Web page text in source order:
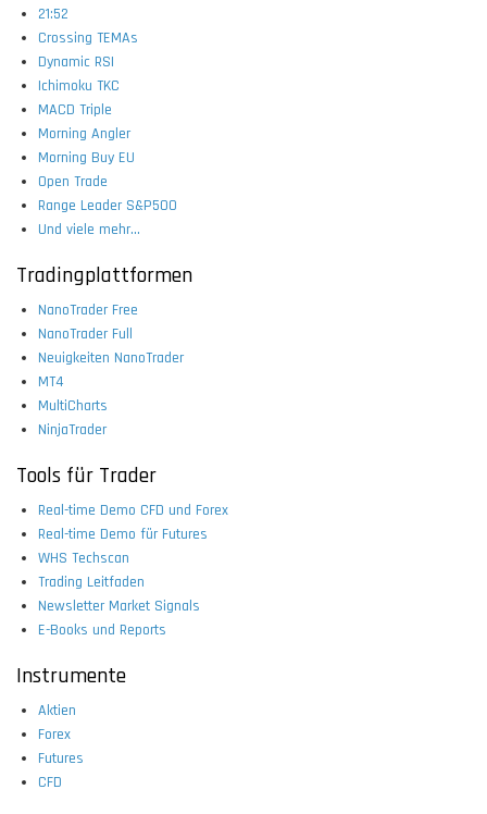
21:52
Crossing TEMAs
Dynamic RSI
Ichimoku TKC
MACD Triple
Morning Angler
Morning Buy EU
Open Trade
Range Leader S&P500
Und viele mehr...
Tradingplattformen
NanoTrader Free
NanoTrader Full
Neuigkeiten NanoTrader
MT4
MultiCharts
NinjaTrader
Tools für Trader
Real-time Demo CFD und Forex
Real-time Demo für Futures
WHS Techscan
Trading Leitfaden
Newsletter Market Signals
E-Books und Reports
Instrumente
Aktien
Forex
Futures
CFD